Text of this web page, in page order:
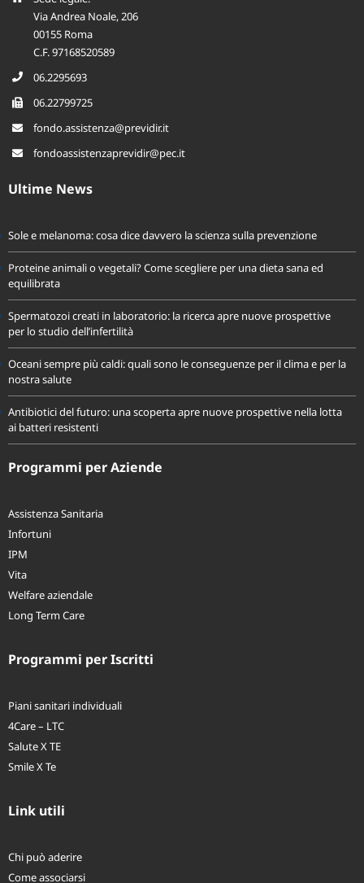
Sede legale:
Via Andrea Noale, 206
00155 Roma
Sole e melanoma: cosa dice davvero la scienza sulla prevenzione
Proteine animali o vegetali? Come scegliere per una dieta sana ed
equilibrata
Spermatozoi creati in laboratorio: la ricerca apre nuove prospettive
per lo studio dell’infertilità
Oceani sempre più caldi: quali sono le conseguenze per il clima e per la
nostra salute
Antibiotici del futuro: una scoperta apre nuove prospettive nella lotta
ai batteri resistenti
Assistenza Sanitaria
Infortuni
IPM
Vita
Welfare aziendale
Piani sanitari individuali
4Care – LTC
Salute X TE
Chi può aderire